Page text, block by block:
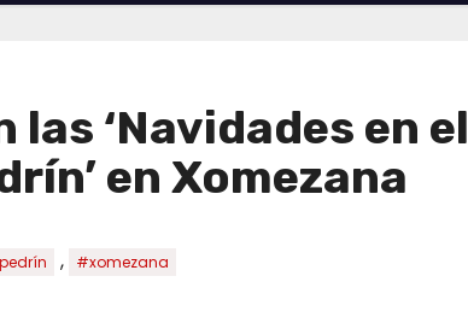
‘Navidades en el
en Xomezana
, #xomezana